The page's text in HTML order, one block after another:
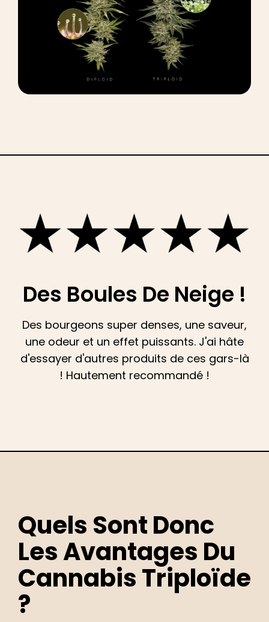
Des Boules De Neige !
Des bourgeons super denses, une saveur,
une odeur et un effet puissants. J'ai hâte
d'essayer d'autres produits de ces gars-là
! Hautement recommandé !
Quels Sont Donc
Les Avantages Du
Cannabis Triploïde
?